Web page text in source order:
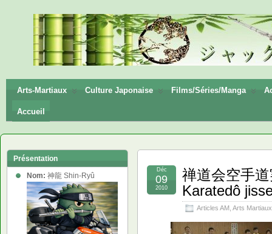
神龍
Shin-
Ryū
Arts-Martiaux Culture Japonaise Films/Séries/Manga
Accueil
禅道会空手
Karatedô
Articles AM Arts Martiaux
Déc
09
2010
Présentation
Nom: 神龍 Shin-Ryû